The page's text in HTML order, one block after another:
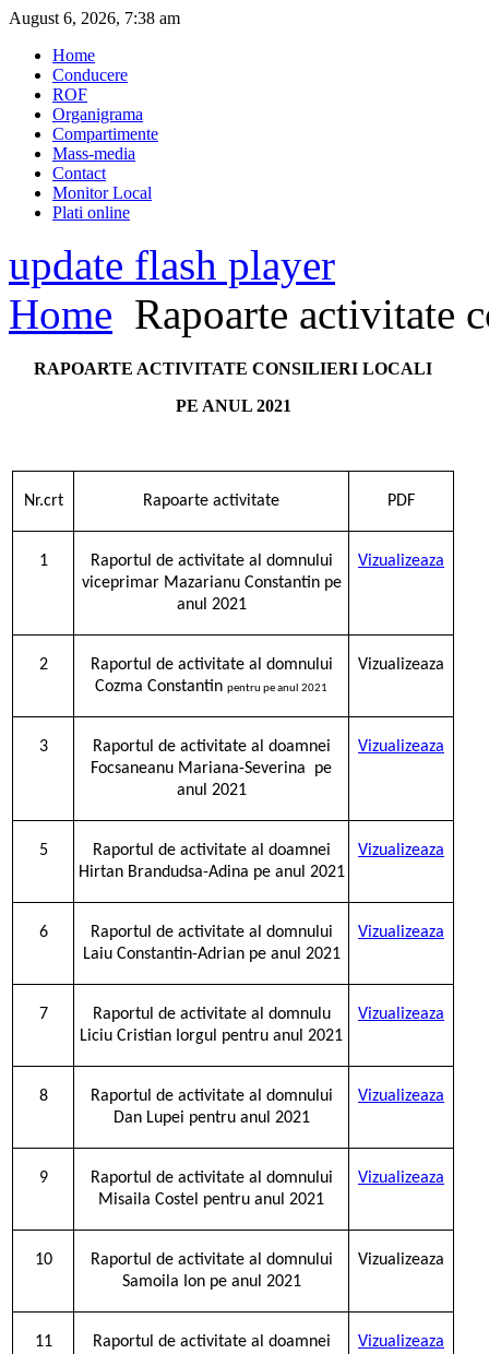
August 6, 2026, 7:38 am
Home
Conducere
ROF
Organigrama
Compartimente
Mass-media
Contact
Monitor Local
Plati online
update flash player
Home Rapoarte activitate
RAPOARTE ACTIVITATE CONSILIERI LOCALI
PE ANUL 2021
Nr.crt Rapoarte activitate PDF
1
Raportul de activitate al domnului
viceprimar Mazarianu Constantin pe
anul 2021
Vizualizeaza
2
Raportul de activitate al domnului
Cozma Constantin pentru pe anul 2021
Vizualizeaza
3
Raportul de activitate al doamnei
Focsaneanu Mariana-Severina pe
anul 2021
Vizualizeaza
5
Raportul de activitate al doamnei
Hirtan Brandudsa-Adina pe anul 2021
Vizualizeaza
6
Raportul de activitate al domnului
Laiu Constantin-Adrian pe anul 2021
Vizualizeaza
7
Raportul de activitate al domnulu
Liciu Cristian Iorgul pentru anul 2021
Vizualizeaza
8
Raportul de activitate al domnului
Dan Lupei pentru anul 2021
Vizualizeaza
9
Raportul de activitate al domnului
Misaila Costel pentru anul 2021
Vizualizeaza
10
Raportul de activitate al domnului
Samoila Ion pe anul 2021
Vizualizeaza
11
Raportul de activitate al doamnei
Vizualizeaza